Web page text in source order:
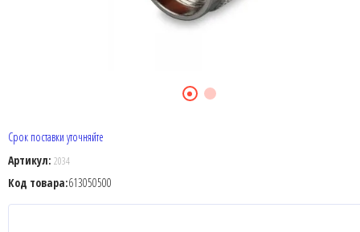
Срок поставки уточняйте
Артикул: 2034
Код товара:613050500